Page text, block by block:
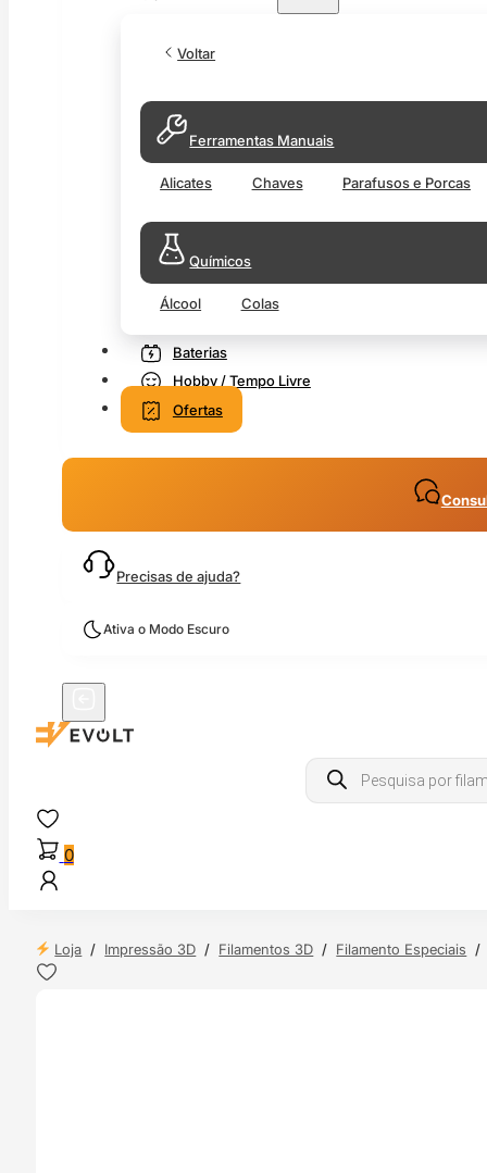
Voltar
Ferramentas Manuais
Alicates Chaves Parafusos e Porcas
Químicos
Álcool Colas
Baterias
Hobby / Tempo Livre
Ofertas
Precisas de ajuda?
Ativa o Modo Escuro
Products
search
0
Loja / Impressão 3D / Filamentos 3D / Filamento Especiais /